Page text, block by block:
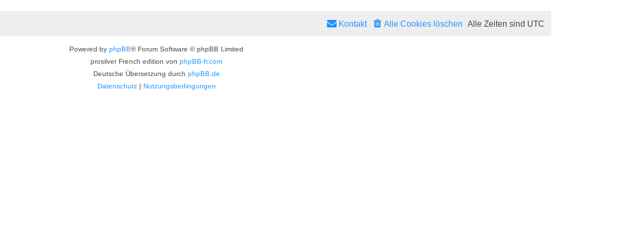
Alle Zeiten sind UTC
Alle Cookies löschen
Kontakt
Powered by phpBB® Forum Software © phpBB Limited
prosilver French edition von phpBB-fr.com
Deutsche Übersetzung durch phpBB.de
Datenschutz| Nutzungsbedingungen